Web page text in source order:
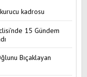
kadrosu
15 Gündem
Bıçaklayan